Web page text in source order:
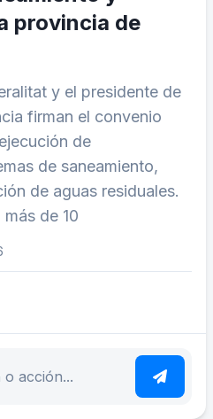
provincia de
y el presidente de
firman el convenio
de
de saneamiento,
de aguas residuales.
de 10